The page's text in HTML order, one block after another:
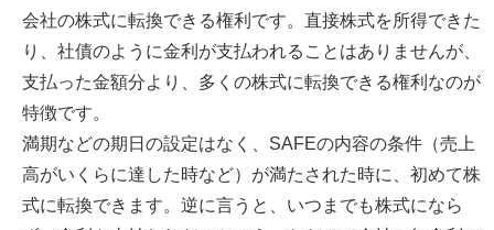
会社の株式に転換できる権利です。直接株式を所得できた
り、社債のように金利が支払われることはありませんが、
支払った金額分より、多くの株式に転換できる権利なのが
特徴です。
満期などの期日の設定はなく、SAFEの内容の条件（売上
高がいくらに達した時など）が満たされた時に、初めて株
式に転換できます。逆に言うと、いつまでも株式になら